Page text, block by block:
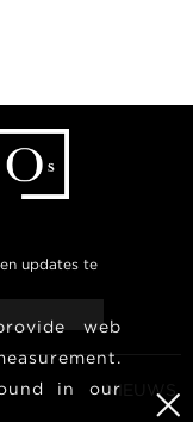
updates te
NIEUWS
web
in our